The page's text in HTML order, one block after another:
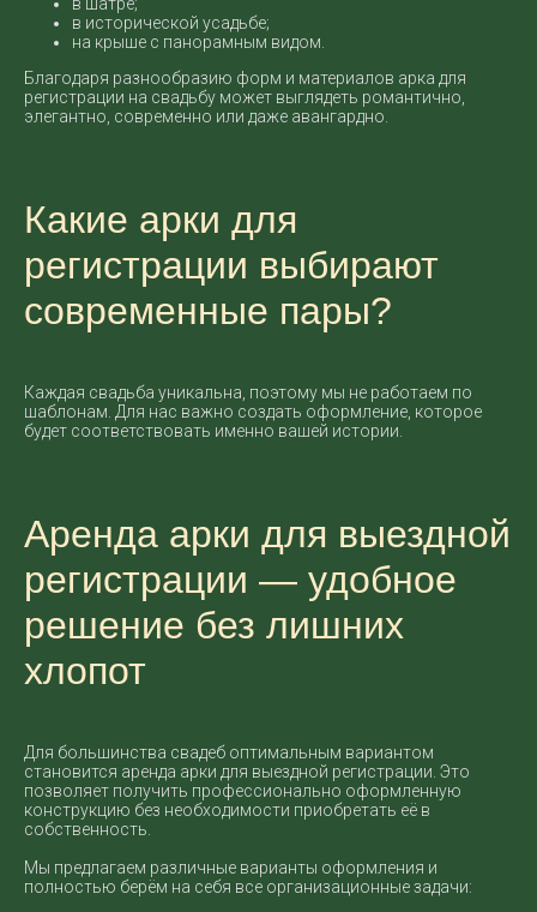
в исторической усадьбе;
на крыше с панорамным видом.
Благодаря разнообразию форм и материалов арка для
регистрации на свадьбу может выглядеть романтично,
элегантно, современно или даже авангардно.
Какие арки для
регистрации выбирают
современные пары?
Каждая свадьба уникальна, поэтому мы не работаем по
шаблонам. Для нас важно создать оформление, которое
будет соответствовать именно вашей истории.
Аренда арки для выездной
регистрации — удобное
решение без лишних
хлопот
Для большинства свадеб оптимальным вариантом
становится аренда арки для выездной регистрации. Это
позволяет получить профессионально оформленную
конструкцию без необходимости приобретать её в
собственность.
Мы предлагаем различные варианты оформления и
полностью берём на себя все организационные задачи: